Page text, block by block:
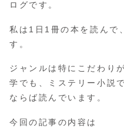
ログです。
私は1日1冊の本を読んで
す。
ジャンルは特にこだわり
学でも、ミステリー小説
ならば読んでいます。
今回の記事の内容は